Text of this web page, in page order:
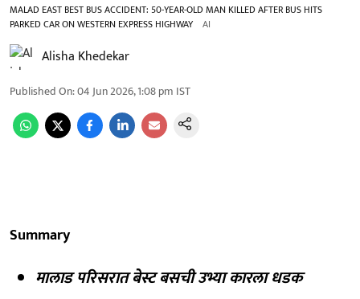
MALAD EAST BEST BUS ACCIDENT: 50-YEAR-OLD MAN KILLED AFTER BUS HITS
PARKED CAR ON WESTERN EXPRESS HIGHWAY AI
Alisha Khedekar
Published On:04 Jun 2026, 1:08 pm IST
Summary
मालाड परिसरात बेस्ट बसची उभ्या कारला धडक